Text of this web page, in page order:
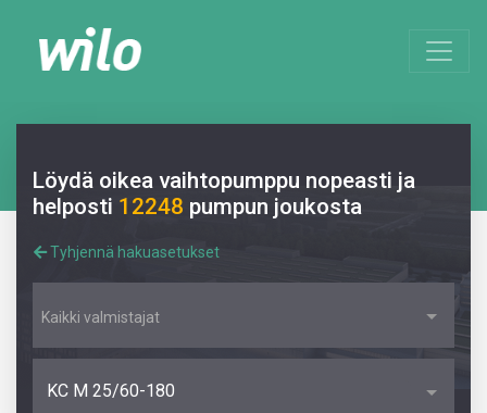
Löydä oikea vaihtopumppu nopeasti ja
helposti 12248 pumpun joukosta
Tyhjennä hakuasetukset
Kaikki valmistajat
KC M 25/60-180